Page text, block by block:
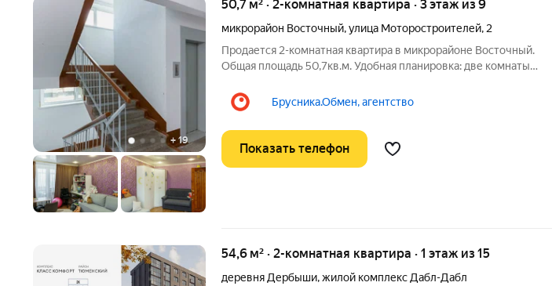
+ 19
50,7 м² · 2-комнатная квартира · 3 этаж из 9
микрорайон Восточный,улица Моторостроителей, 2
Продается 2-комнатная квартира в микрорайоне Восточный.
Общая площадь 50,7кв.м. Удобная планировка: две комнаты
санузел. Квартира с ремонтом и мебелью. В стоимость квартиры
входит:
Брусника.Обмен, агентство
Показать телефон
54,6 м² · 2-комнатная квартира · 1 этаж из 15
деревня Дербыши,жилой комплекс Дабл-Дабл